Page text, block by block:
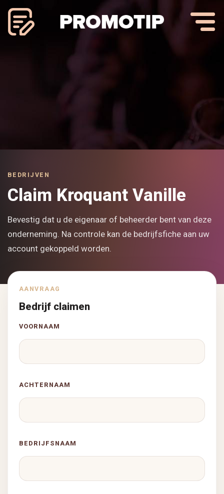
BEDRIJVEN
Claim Kroquant Vanille
Bevestig dat u de eigenaar of beheerder bent van deze
onderneming. Na controle kan de bedrijfsfiche aan uw
account gekoppeld worden.
AANVRAAG
Bedrijf claimen
VOORNAAM
ACHTERNAAM
BEDRIJFSNAAM